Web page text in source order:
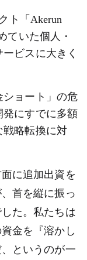
ト「Akerun
ていた個人・
ビスに大きく
ショート」の危
発にすでに多額
戦略転換に対
面に追加出資を
首を縦に振っ
た。私たちは
金を『溶かし
というのが一